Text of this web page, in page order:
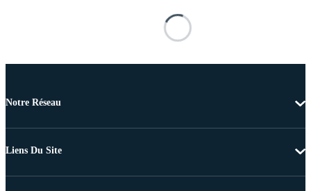
Notre Réseau
Liens Du Site